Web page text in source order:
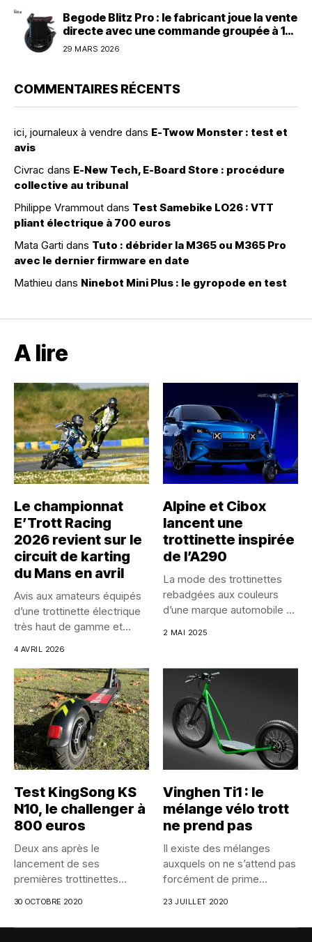
Begode Blitz Pro : le fabricant joue la vente
directe avec une commande groupée à 1
600 dollars
29 MARS 2026
COMMENTAIRES RÉCENTS
ici, journaleux à vendre dans E-Twow Monster : test et
avis
Civrac dans E-New Tech, E-Board Store : procédure
collective au tribunal
Philippe Vrammout dans Test Samebike LO26 : VTT
pliant électrique à 700 euros
Mata Garti dans Tuto : débrider la M365 ou M365 Pro
avec le dernier firmware en date
Mathieu dans Ninebot Mini Plus : le gyropode en test
A lire
Le championnat
E’Trott Racing
2026 revient sur le
circuit de karting
du Mans en avril
Avis aux amateurs équipés
d’une trottinette électrique
très haut de gamme et...
4 AVRIL 2026
Alpine et Cibox
lancent une
trottinette inspirée
de l’A290
La mode des trottinettes
rebadgées aux couleurs
d’une marque automobile ne
2 MAI 2025
Test KingSong KS
N10, le challenger à
800 euros
Deux ans après le
lancement de ses
premières trottinettes
30 OCTOBRE 2020
Vinghen Ti1 : le
mélange vélo trott
ne prend pas
Il existe des mélanges
auxquels on ne s’attend pas
forcément de prime...
23 JUILLET 2020